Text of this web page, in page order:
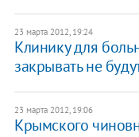
23 марта 2012, 19:24
Клинику для
закрывать не
23 марта 2012, 19:06
Крымского